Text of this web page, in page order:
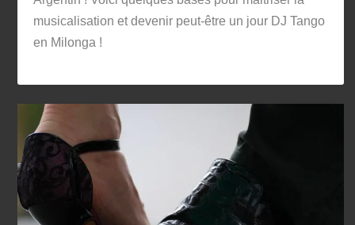
musicalisation et devenir peut-être un jour DJ Tango
en Milonga !